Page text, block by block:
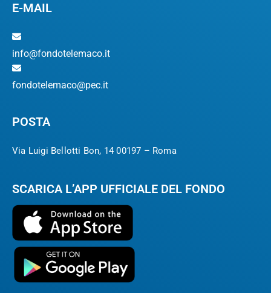
E-MAIL
info@fondotelemaco.it
fondotelemaco@pec.it
POSTA
Via Luigi Bellotti Bon, 14 00197 – Roma
SCARICA L’APP UFFICIALE DEL FONDO